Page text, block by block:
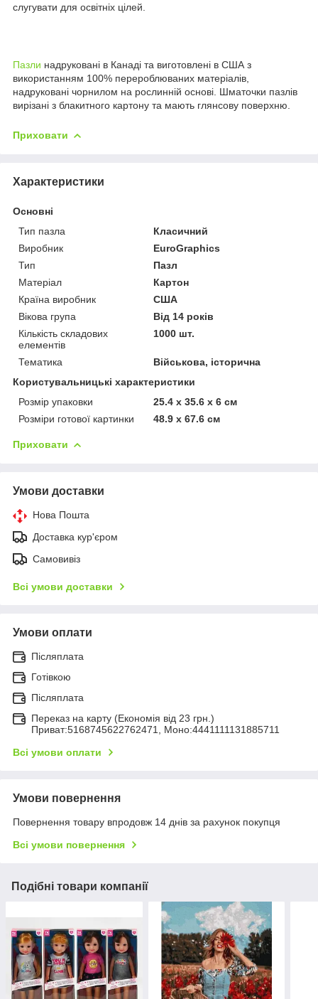
слугувати для освітніх цілей.
Пазли надруковані в Канаді та виготовлені в США з
використанням 100% перероблюваних матеріалів,
надруковані чорнилом на рослинній основі. Шматочки пазлів
вирізані з блакитного картону та мають глянсову поверхню.
Приховати
Характеристики
Основні
Тип пазла
Класичний
Виробник
EuroGraphics
Тип
Пазл
Матеріал
Картон
Країна виробник
США
Вікова група
Від 14 років
Кількість складових
елементів
1000 шт.
Тематика
Військова, історична
Користувальницькі характеристики
Розмір упаковки
25.4 x 35.6 x 6 см
Розміри готової картинки
48.9 x 67.6 см
Приховати
Умови доставки
Нова Пошта
Доставка кур'єром
Самовивіз
Всі умови доставки
Умови оплати
Післяплата
Готівкою
Післяплата
Переказ на карту (Економія від 23 грн.)
Приват:5168745622762471, Моно:4441111131885711
Всі умови оплати
Умови повернення
Повернення товару впродовж 14 днів за рахунок покупця
Всі умови повернення
Подібні товари компанії